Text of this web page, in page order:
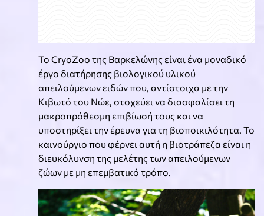
Το CryoZoo της Βαρκελώνης είναι ένα μοναδικό
έργο διατήρησης βιολογικού υλικού
απειλούμενων ειδών που, αντίστοιχα με την
Κιβωτό του Νώε, στοχεύει να διασφαλίσει τη
μακροπρόθεσμη επιβίωσή τους και να
υποστηρίξει την έρευνα για τη βιοποικιλότητα. Το
καινούργιο που φέρνει αυτή η βιοτράπεζα είναι η
διευκόλυνση της μελέτης των απειλούμενων
ζώων με μη επεμβατικό τρόπο.